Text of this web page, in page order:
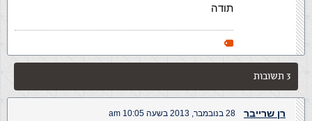
תודה
3 תשובות
רן שרייבר 28 בנובמבר, 2013 בשעה 10:05 am